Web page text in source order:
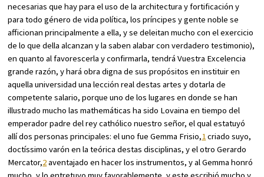
necesarias que hay para el uso de la architectura y fortificación y
para todo género de vida política, los príncipes y gente noble se
afficionan principalmente a ella, y se deleitan mucho con el exercicio
de lo que della alcanzan y la saben alabar con verdadero testimonio),
en quanto al favorescerla y confirmarla, tendrá Vuestra Excelencia
grande razón, y hará obra digna de sus propósitos en instituir en
aquella universidad una lección real destas artes y dotarla de
competente salario, porque uno de los lugares en donde se han
illustrado mucho las mathemáticas ha sido Lovaina en tiempo del
emperador padre del rey cathólico nuestro señor, el qual estatuyó
allí dos personas principales: el uno fue Gemma Frisio,1criado suyo,
doctíssimo varón en la teórica destas disciplinas, y el otro Gerardo
Mercator,2aventajado en hacer los instrumentos, y al Gemma honró